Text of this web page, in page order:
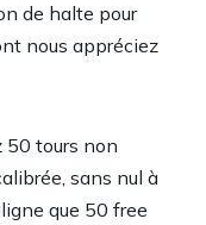
de halte pour
nous appréciez
50 tours non
sans nul à
que 50 free